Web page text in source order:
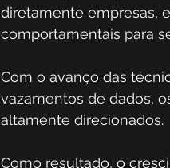
diretamente empresas,
comportamentais para
Com o avanço das
vazamentos de dados,
altamente direcionados.
Como resultado, o